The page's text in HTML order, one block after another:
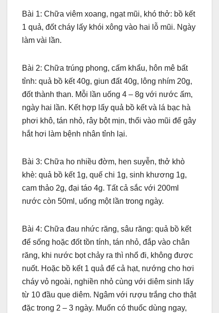
Bài 1: Chữa viêm xoang, ngạt mũi, khó thở: bồ kết
1 quả, đốt cháy lấy khói xông vào hai lỗ mũi. Ngày
làm vài lần.
Bài 2: Chữa trúng phong, cấm khẩu, hôn mê bất
tỉnh: quả bồ kết 40g, giun đất 40g, lông nhím 20g,
đốt thành than. Mỗi lần uống 4 – 8g với nước ấm,
ngày hai lần. Kết hợp lấy quả bồ kết và lá bạc hà
phơi khô, tán nhỏ, rây bột mịn, thổi vào mũi để gây
hắt hơi làm bệnh nhân tỉnh lại.
Bài 3: Chữa ho nhiều đờm, hen suyễn, thở khò
khè: quả bồ kết 1g, quế chi 1g, sinh khương 1g,
cam thảo 2g, đại táo 4g. Tất cả sắc với 200ml
nước còn 50ml, uống một lần trong ngày.
Bài 4: Chữa đau nhức răng, sâu răng: quả bồ kết
để sống hoặc đốt tồn tính, tán nhỏ, đắp vào chân
răng, khi nước bọt chảy ra thì nhổ đi, không được
nuốt. Hoặc bồ kết 1 quả để cả hạt, nướng cho hơi
cháy vỏ ngoài, nghiền nhỏ cùng với diêm sinh lấy
từ 10 đầu que diêm. Ngâm với rượu trắng cho thật
đặc trong 2 – 3 ngày. Muốn có thuốc dùng ngay,